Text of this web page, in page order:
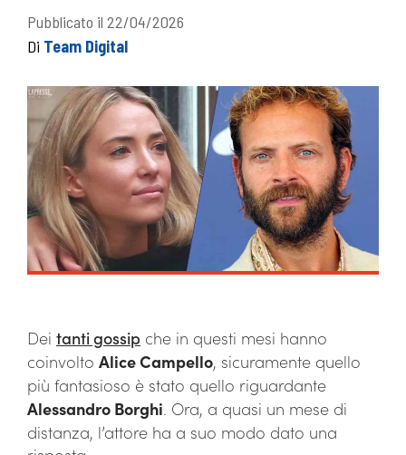
Pubblicato il 22/04/2026
Di Team Digital
Dei tanti gossip che in questi mesi hanno
coinvolto Alice Campello, sicuramente quello
più fantasioso è stato quello riguardante
Alessandro Borghi. Ora, a quasi un mese di
distanza, l’attore ha a suo modo dato una